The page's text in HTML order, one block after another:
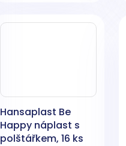
Hansaplast Be
Happy náplast s
polštářkem, 16 ks